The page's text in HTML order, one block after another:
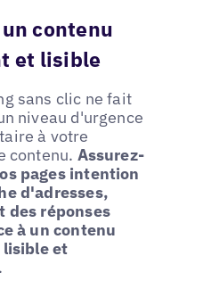
contenu
et lisible
sans clic ne fait
niveau d'urgence
à votre
contenu. Assurez-
pages intention
d'adresses,
des réponses
à un contenu
et
.